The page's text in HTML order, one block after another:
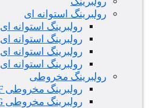
رولبرینگ استوانه ای
رولبرینگ استوانه ای SKF
رولبرینگ استوانه ای FAG
رولبرینگ استوانه ای TIMKEN
رولبرینگ استوانه ای NACHI
رولبرینگ مخروطی
رولبرینگ مخروطی SKF
رولبرینگ مخروطی FAG